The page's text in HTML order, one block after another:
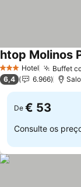
3 EstrelasHotel Buffet
htop Molinos
6,4 6.966
De € 53
Consulte os